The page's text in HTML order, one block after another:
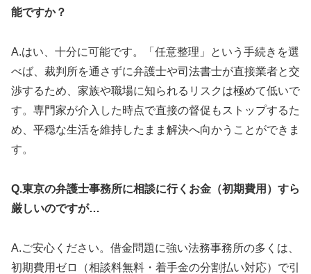
能ですか？
A.はい、十分に可能です。「任意整理」という手続きを選
べば、裁判所を通さずに弁護士や司法書士が直接業者と交
渉するため、家族や職場に知られるリスクは極めて低いで
す。専門家が介入した時点で直接の督促もストップするた
め、平穏な生活を維持したまま解決へ向かうことができま
す。
Q.東京の弁護士事務所に相談に行くお金（初期費用）すら
厳しいのですが…
A.ご安心ください。借金問題に強い法務事務所の多くは、
初期費用ゼロ（相談料無料・着手金の分割払い対応）で引